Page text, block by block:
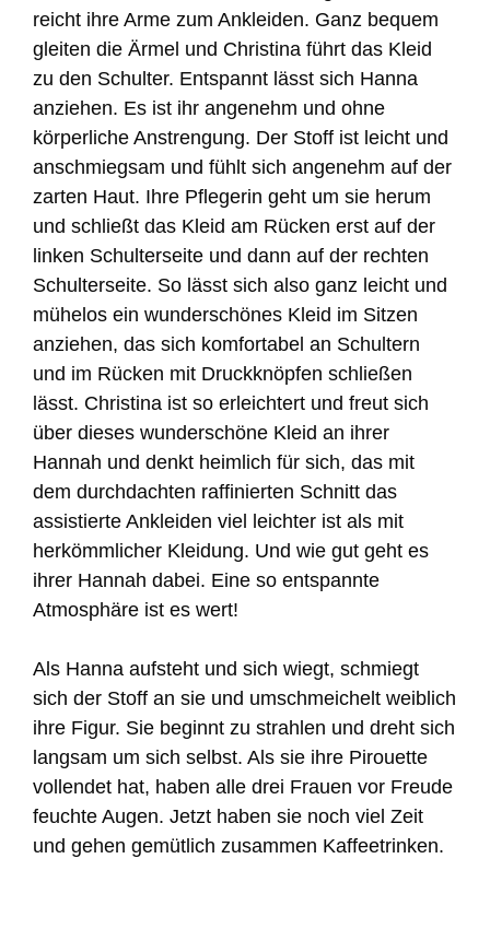
reicht ihre Arme zum Ankleiden. Ganz bequem
gleiten die Ärmel und Christina führt das Kleid
zu den Schulter. Entspannt lässt sich Hanna
anziehen. Es ist ihr angenehm und ohne
körperliche Anstrengung. Der Stoff ist leicht und
anschmiegsam und fühlt sich angenehm auf der
zarten Haut. Ihre Pflegerin geht um sie herum
und schließt das Kleid am Rücken erst auf der
linken Schulterseite und dann auf der rechten
Schulterseite. So lässt sich also ganz leicht und
mühelos ein wunderschönes Kleid im Sitzen
anziehen, das sich komfortabel an Schultern
und im Rücken mit Druckknöpfen schließen
lässt. Christina ist so erleichtert und freut sich
über dieses wunderschöne Kleid an ihrer
Hannah und denkt heimlich für sich, das mit
dem durchdachten raffinierten Schnitt das
assistierte Ankleiden viel leichter ist als mit
herkömmlicher Kleidung. Und wie gut geht es
ihrer Hannah dabei. Eine so entspannte
Atmosphäre ist es wert!
Als Hanna aufsteht und sich wiegt, schmiegt
sich der Stoff an sie und umschmeichelt weiblich
ihre Figur. Sie beginnt zu strahlen und dreht sich
langsam um sich selbst. Als sie ihre Pirouette
vollendet hat, haben alle drei Frauen vor Freude
feuchte Augen. Jetzt haben sie noch viel Zeit
und gehen gemütlich zusammen Kaffeetrinken.